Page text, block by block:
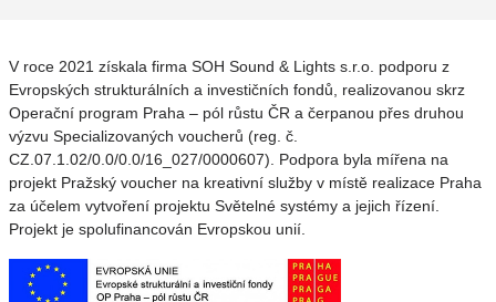
V roce 2021 získala firma SOH Sound & Lights s.r.o. podporu z
Evropských strukturálních a investičních fondů, realizovanou skrz
Operační program Praha – pól růstu ČR a čerpanou přes druhou
výzvu Specializovaných voucherů (reg. č.
CZ.07.1.02/0.0/0.0/16_027/0000607). Podpora byla mířena na
projekt Pražský voucher na kreativní služby v místě realizace Praha
za účelem vytvoření projektu Světelné systémy a jejich řízení.
Projekt je spolufinancován Evropskou unií.